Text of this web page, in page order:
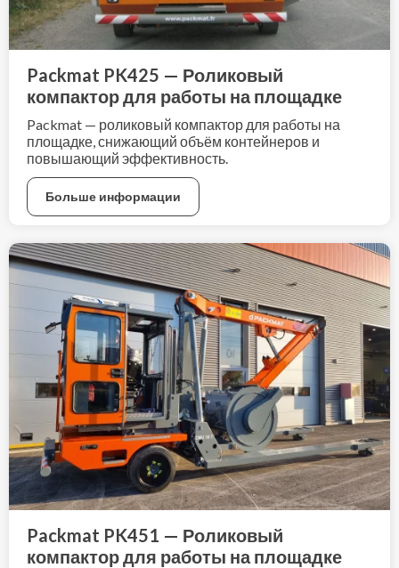
Packmat PK425 — Роликовый
компактор для работы на площадке
Packmat — роликовый компактор для работы на
площадке, снижающий объём контейнеров и
повышающий эффективность.
Больше информации
Packmat PK451 — Роликовый
компактор для работы на площадке